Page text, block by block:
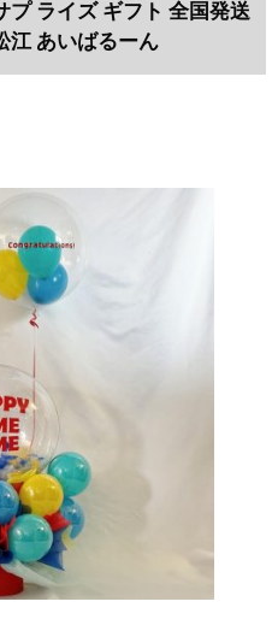
プ ライズ ギフト 全国発送
江 あいばるーん